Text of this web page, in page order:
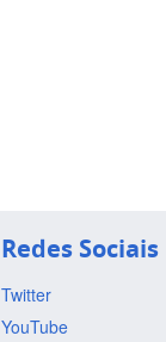
Redes Sociais
Twitter
YouTube